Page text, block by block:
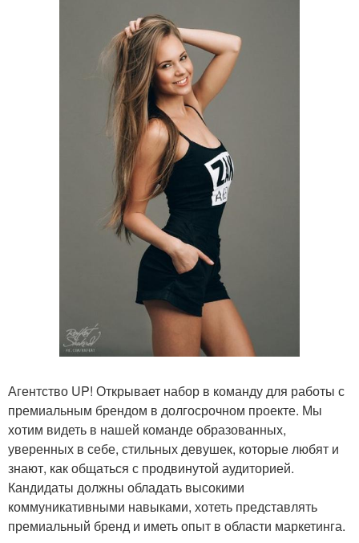
Агентство UP! Открывает набор в команду для работы с
премиальным брендом в долгосрочном проекте. Мы
хотим видеть в нашей команде образованных,
уверенных в себе, стильных девушек, которые любят и
знают, как общаться с продвинутой аудиторией.
Кандидаты должны обладать высокими
коммуникативными навыками, хотеть представлять
премиальный бренд и иметь опыт в области маркетинга.